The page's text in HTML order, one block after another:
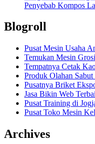
Penyebab Kompos
Blogroll
Pusat Mesin Usaha
Temukan Mesin
Tempatnya Cetak
Produk Olahan
Pusatnya Briket
Jasa Bikin Web
Pusat Training di
Pusat Toko Mesin
Archives